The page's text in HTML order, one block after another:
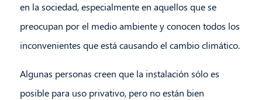
en la sociedad, especialmente en aquellos que se
preocupan por el medio ambiente y conocen todos los
inconvenientes que está causando el cambio climático.
Algunas personas creen que la instalación sólo es
posible para uso privativo, pero no están bien